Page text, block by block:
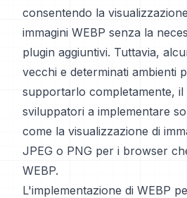
consentendo la
immagini WEBP senza la
plugin aggiuntivi. Tuttavia,
vecchi e determinati ambienti
supportarlo completamente,
sviluppatori a implementare
come la visualizzazione di
JPEG o PNG per i browser
WEBP.
L'implementazione di WEBP